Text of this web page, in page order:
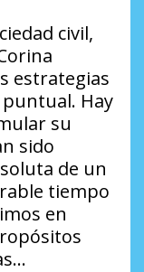
civil,
estrategias
Hay
su
sido
de un
tiempo
en